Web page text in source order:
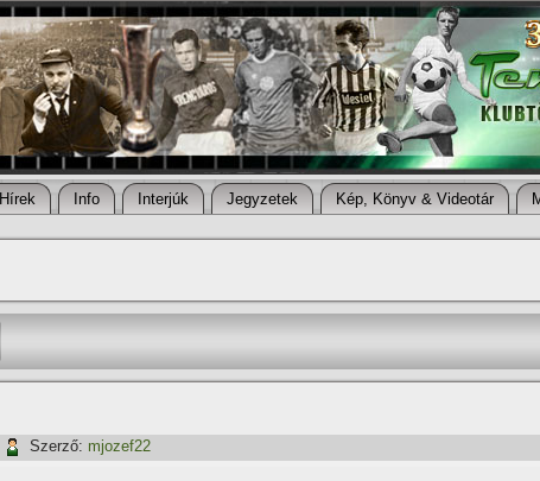
Hí­rek Info Interjúk Jegyzetek Kép, Könyv & Videotár
Szerző: mjozef22